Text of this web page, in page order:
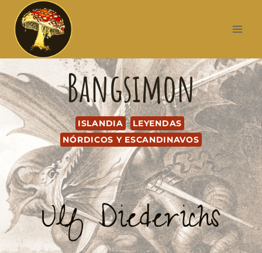
Bangsimon
ISLANDIA
LEYENDAS
NÓRDICOS Y ESCANDINAVOS
Ulf Diederichs